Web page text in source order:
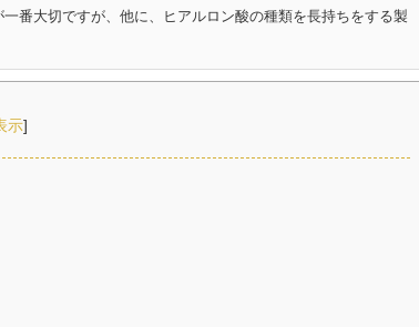
番大切ですが、他に、ヒアルロン酸の種類を長持ちをする製
示]